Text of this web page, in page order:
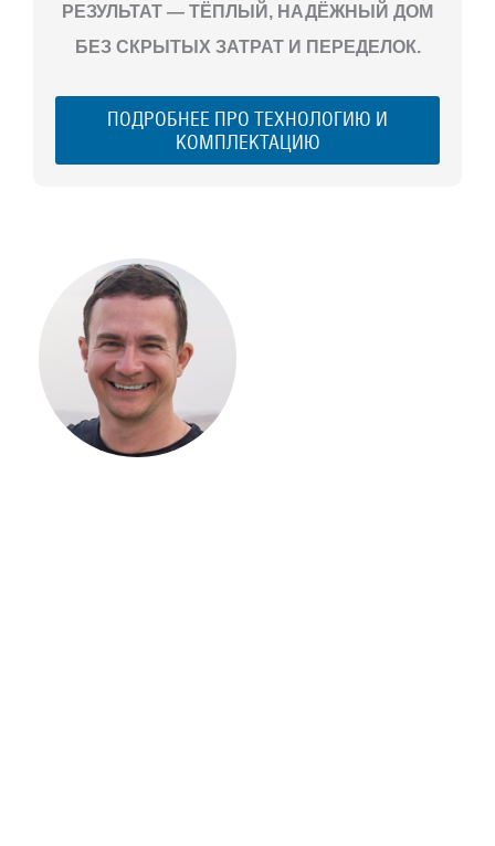
РЕЗУЛЬТАТ — ТЁПЛЫЙ, НАДЁЖНЫЙ ДОМ
БЕЗ СКРЫТЫХ ЗАТРАТ И ПЕРЕДЕЛОК.
ПОДРОБНЕЕ ПРО ТЕХНОЛОГИЮ И
КОМПЛЕКТАЦИЮ